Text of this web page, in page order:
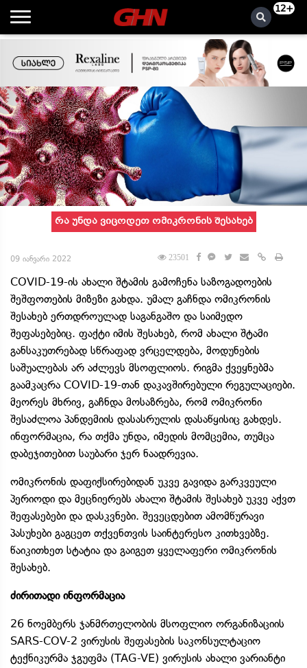
12+
რა უნდა ვიცოდეთ ომიკრონის შესახებ
09 იანვარი 2022 23501
COVID-19-ის ახალი შტამის გამოჩენა საზოგადოების
შეშფოთების მიზეზი გახდა. უმალ გაჩნდა ომიკრონის
შესახებ ერთდროულად საგანგაშო და საიმედო
შეფასებებიც. ფაქტი იმის შესახებ, რომ ახალი შტამი
განსაკუთრებად სწრაფად ვრცელდება, მოდუნების
საშუალებას არ აძლევს მსოფლიოს. რიგმა ქვეყნებმა
გაამკაცრა COVID-19-თან დაკავშირებული რეგულაციები.
მეორეს მხრივ, გაჩნდა მოსაზრება, რომ ომიკრონი
შესაძლოა პანდემიის დასასრულის დასაწყისიც გახდეს.
ინფორმაცია, რა თქმა უნდა, იმედის მომცემია, თუმცა
დაბეჯითებით საუბარი ჯერ ნაადრევია.
ომიკრონის დაფიქსირებიდან უკვე გავიდა გარკვეული
პერიოდი და მეცნიერებს ახალი შტამის შესახებ უკვე აქვთ
შეფასებები და დასკვნები. შევეცდებით ამომწურავი
პასუხები გაგცეთ თქვენთვის საინტერესო კითხვებზე.
წაიკითხეთ სტატია და გაიგეთ ყველაფერი ომიკრონის
შესახებ.
ძირითადი ინფორმაცია
26 ნოემბერს ჯანმრთელობის მსოფლიო ორგანიზაციის
SARS-COV-2 ვირუსის შეფასების საკონსულტაციო
ტექნიკურმა ჯგუფმა (TAG-VE) ვირუსის ახალი ვარიანტი